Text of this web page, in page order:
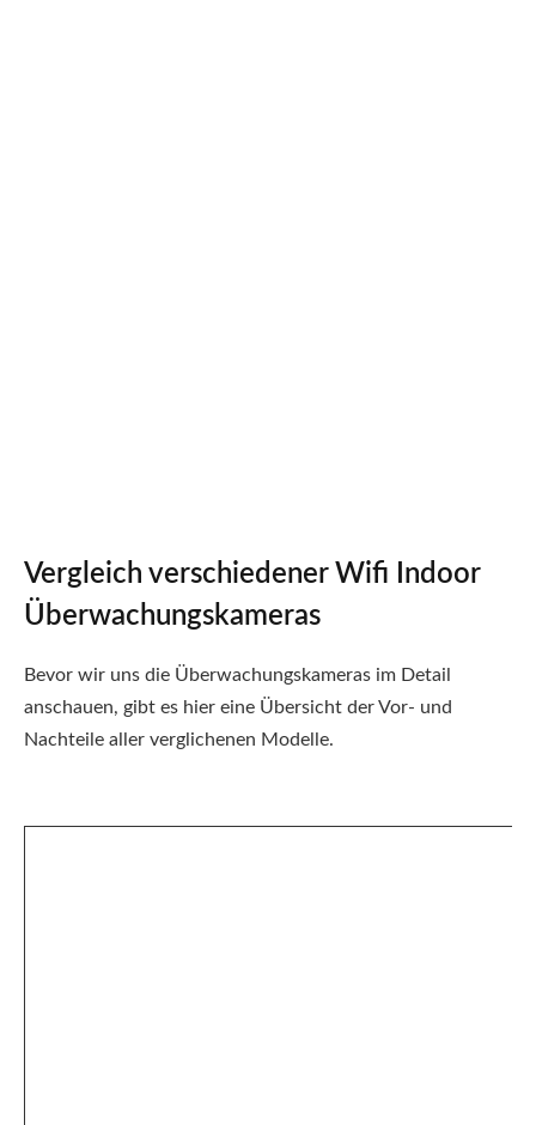
Vergleich verschiedener Wifi Indoor
Überwachungskameras
Bevor wir uns die Überwachungskameras im Detail
anschauen, gibt es hier eine Übersicht der Vor- und
Nachteile aller verglichenen Modelle.